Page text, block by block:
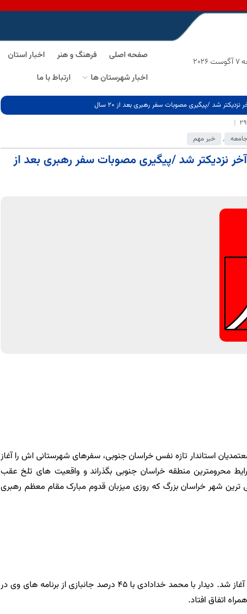
صفحه اصلی فرهنگ و هنر اخبار استان
اخبار شهرستان ها
ارتباط با ما
شد /پیگیری مصوبات سفر رهبری بعد از 20 سال
جامعه , خبر مهم
نزدیکتر شد /پیگیری مصوبات سفر رهبری بعد از
رسیده بودند، معتمدیان استاندار تازه نفس خراسان جنوبی، سفرهای شهرستانی اش را آغاز
محرومترین منطقه خراسان جنوبی بگذراند و واقعیت های تلخ عقب
ترین شهر خراسان بزرگ که روزی میزبان قدوم مبارک مقام معظم رهبری
شد. دیداربا محمد خدادادی با۴۵ درصد جانبازی از برنامه های وی در
اتفاق افتاد.